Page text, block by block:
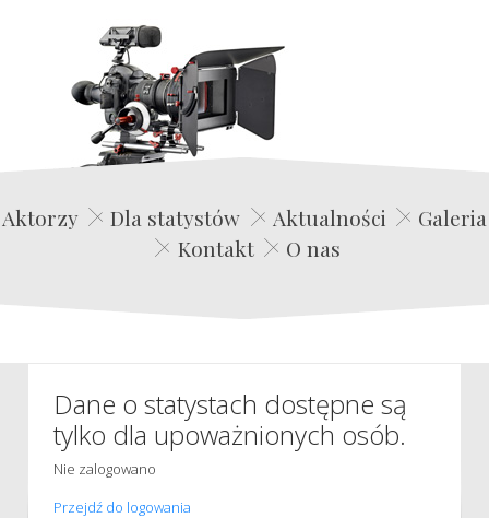
Edwin Film Agencja Aktorska
Aktorzy Dla statystów Aktualności
Galeria
Kontakt
O nas
Dane o statystach dostępne są
tylko dla upoważnionych osób.
Nie zalogowano
Przejdź do logowania